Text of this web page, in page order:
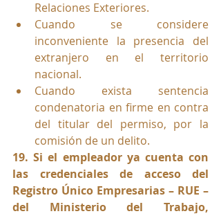
Relaciones Exteriores.
Cuando se considere
inconveniente la presencia del
extranjero en el territorio
nacional.
Cuando exista sentencia
condenatoria en firme en contra
del titular del permiso, por la
comisión de un delito.
19. Si el empleador ya cuenta con
las credenciales de acceso del
Registro Único Empresarias – RUE –
del Ministerio del Trabajo,